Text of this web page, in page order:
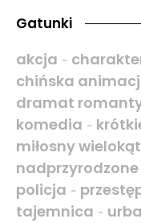
Gatunki
akcja -
chińska
dramat
komedia -
miłosny wielokąt
nadprzyrodzone
policja -
tajemnica -